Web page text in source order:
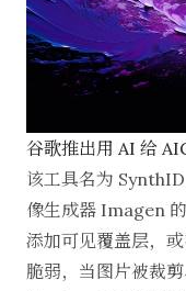
谷歌推出用 AI 给
该工具名为
像生成器 Imagen
添加可见覆盖层，
脆弱，当图片被裁